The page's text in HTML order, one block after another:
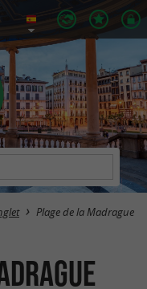
Plage de la Madrague